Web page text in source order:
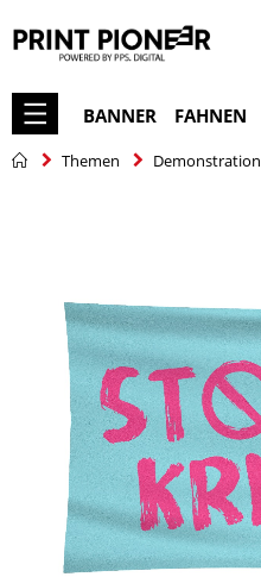
BANNER FAHNEN
Themen Demonstration